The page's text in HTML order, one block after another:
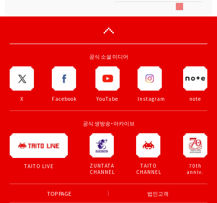
공식 소셜 미디어
X Facebook YouTube Instagram note
공식 생방송・아카이브
TAITO LIVE
ZUNTATA
CHANNEL
TAITO
CHANNEL
70th
anniv.
TOP PAGE 법인고객